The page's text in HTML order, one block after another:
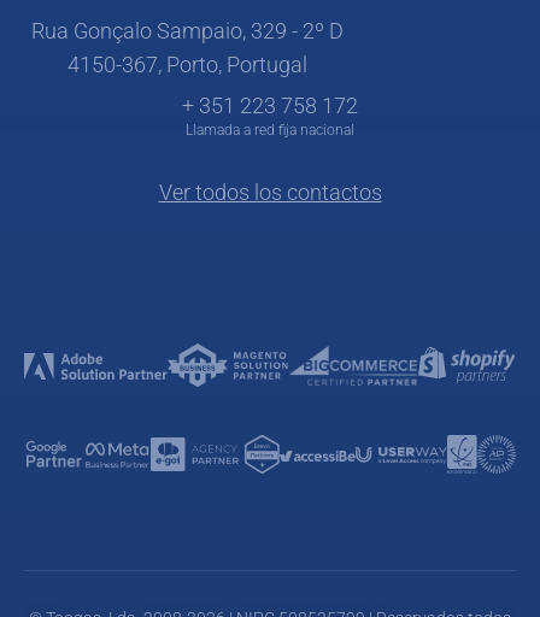
Rua Gonçalo Sampaio, 329 - 2º D
4150-367, Porto, Portugal
+ 351 223 758 172
Llamada a red fija nacional
Ver todos los contactos